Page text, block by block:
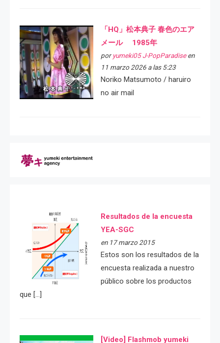
「HQ」松本典子 春色のエア
メール 1985年
por yumeki05 J-PopParadiseen
11 marzo 2026 a las 5:23
Noriko Matsumoto / haruiro
no air mail
Resultados de la encuesta
YEA-SGC
en 17 marzo 2015
Estos son los resultados de la
encuesta realizada a nuestro
público sobre los productos
que […]
[Video] Flashmob yumeki